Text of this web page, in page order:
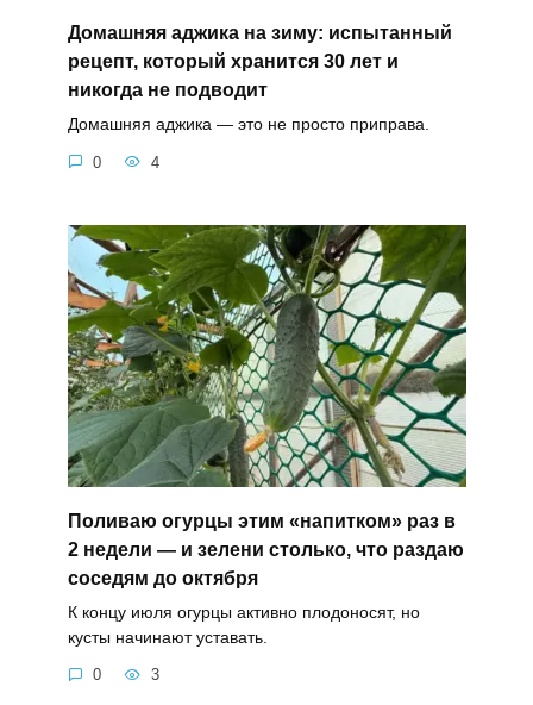
Домашняя аджика на зиму: испытанный
рецепт, который хранится 30 лет и
никогда не подводит
Домашняя аджика — это не просто приправа.
0 4
Поливаю огурцы этим «напитком» раз в
2 недели — и зелени столько, что раздаю
соседям до октября
К концу июля огурцы активно плодоносят, но
кусты начинают уставать.
0 3